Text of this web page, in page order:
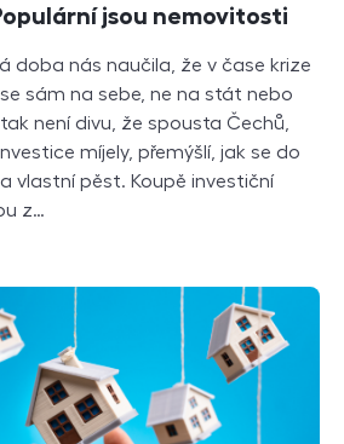
jsou nemovitosti
doba nás naučila, že v čase krize
sám na sebe, ne na stát nebo
není divu, že spousta Čechů,
míjely, přemýšlí, jak se do
vlastní pěst. Koupě investiční
z…